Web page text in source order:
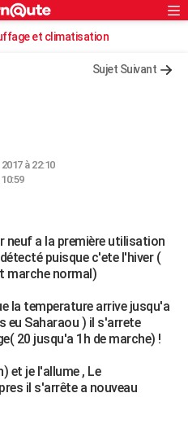
Rechercher
et climatisation
Sujet Suivant
à 22:10
neuf a la première utilisation
puisque c'ete l'hiver (
marche normal)
la temperature arrive jusqu'a
eu Saharaou ) il s'arrete
20 jusqu'a 1h de marche) !
et je l'allume , Le
il s'arrête a nouveau